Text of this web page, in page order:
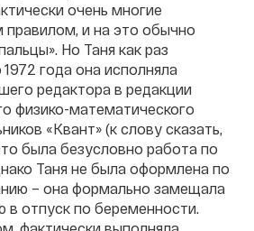
очень многие
правилом, и на это обычно
Но Таня как раз
года она исполняла
редактора в редакции
физико-математического
«Квант» (к слову сказать,
была безусловно работа по
Таня не была оформлена по
– она формально замещала
отпуск по беременности.